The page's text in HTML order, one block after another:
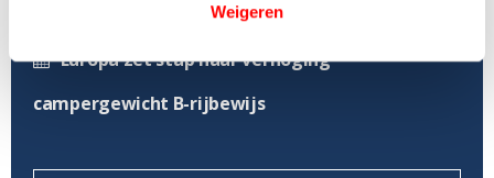
Weigeren
Vacature schoonmaak – VERVULD
Europa zet stap naar verhoging
campergewicht B-rijbewijs